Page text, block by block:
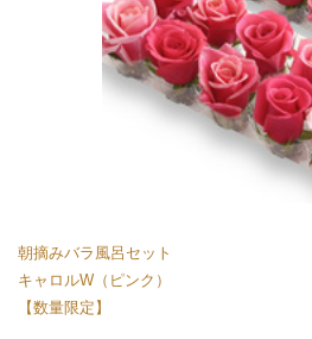
朝摘みバラ風呂セット
キャロルW（ピンク）
【数量限定】